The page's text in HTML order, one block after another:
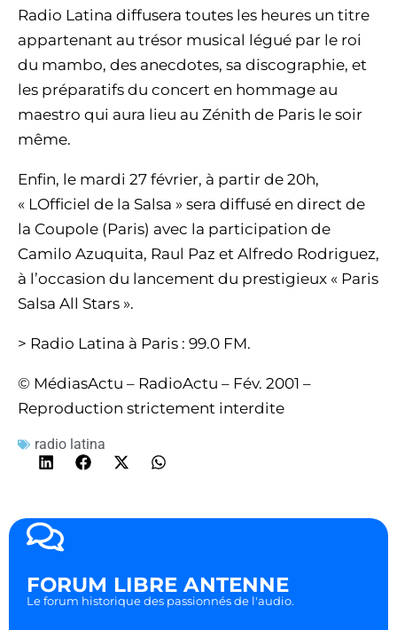
Radio Latina diffusera toutes les heures un titre
appartenant au trésor musical légué par le roi
du mambo, des anecdotes, sa discographie, et
les préparatifs du concert en hommage au
maestro qui aura lieu au Zénith de Paris le soir
même.
Enfin, le mardi 27 février, à partir de 20h,
« LOfficiel de la Salsa » sera diffusé en direct de
la Coupole (Paris) avec la participation de
Camilo Azuquita, Raul Paz et Alfredo Rodriguez,
à l’occasion du lancement du prestigieux « Paris
Salsa All Stars ».
> Radio Latina à Paris : 99.0 FM.
© MédiasActu – RadioActu – Fév. 2001 –
Reproduction strictement interdite
radio latina
FORUM LIBRE ANTENNE
Le forum historique des passionnés de l'audio.